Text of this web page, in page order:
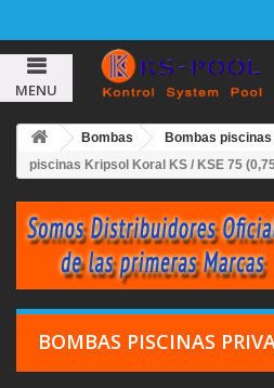
MENU
Bombas Bombas
piscinas Kripsol Koral KS / KSE 75
BOMBAS PISCINAS